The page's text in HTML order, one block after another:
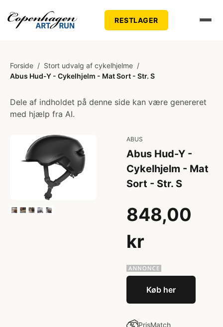
RESTLAGER
Forside / Stort udvalg af cykelhjelme /
Abus Hud-Y - Cykelhjelm - Mat Sort - Str. S
Dele af indholdet på denne side kan være genereret
med hjælp fra AI.
ABUS
Abus Hud-Y -
Cykelhjelm - Mat
Sort - Str. S
848,00
kr
Køb her
PrisMatch